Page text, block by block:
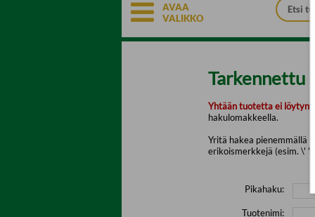
AVAA
VALIKKO
Tarkennettu
Yhtään tuotetta ei löytynyt.
hakulomakkeella.
Yritä hakea pienemmällä
erikoismerkkejä (esim. \' "
Pikahaku:
Tuotenimi: